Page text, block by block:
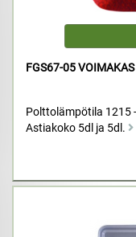
FGS67-05
Polttolämpötila 1215
Astiakoko 5dl ja 5dl.